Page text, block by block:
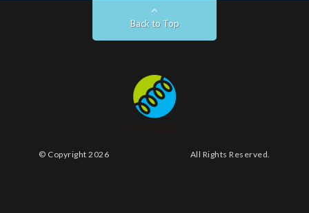
Back to Top
© Copyright 2026 All Rights Reserved.